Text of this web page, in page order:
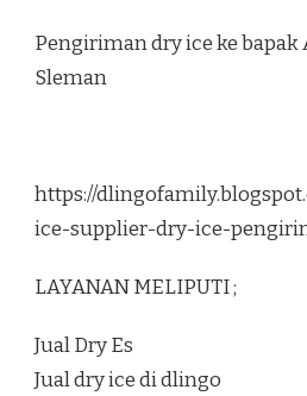
Pengiriman dry ice ke bapak
Sleman
https://
ice-supplier-dry-ice-
LAYANAN MELIPUTI ;
Jual Dry Es
Jual dry ice di dlingo